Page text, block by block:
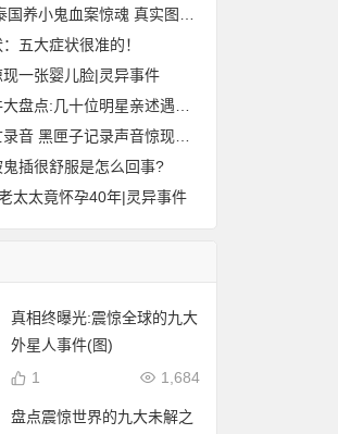
养小鬼血案惊魂 真实图片|灵异
五大症状很准的！
一张婴儿脸|灵异事件
:几十位明星亲述遇鬼经历和灵异事件
匣子记录声音惊现男子哭声震惊世人
鬼插很舒服是怎么回事?
太太竟怀孕40年|灵异事件
真相终曝光:震惊全球的九大
外星人事件(图)
1,684
1
盘点震惊世界的九大未解之